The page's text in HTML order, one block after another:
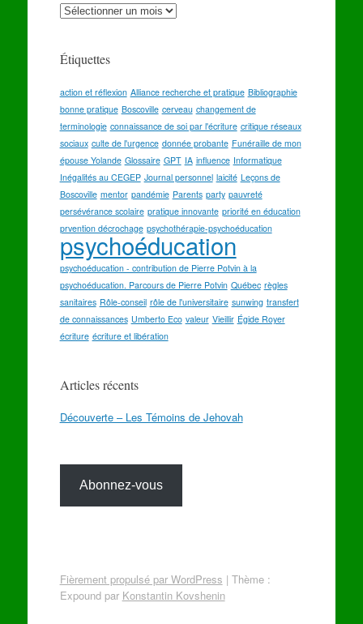
Archives
Étiquettes
action et réflexion Alliance recherche et pratique Bibliographie
bonne pratique Boscoville cerveau changement de
terminologie connaissance de soi par l'écriture critique réseaux
sociaux culte de l'urgence donnée probante Funéraille de mon
épouse Yolande Glossaire GPT IA influence Informatique
Inégalités au CEGEP Journal personnel laicité Leçons de
Boscoville mentor pandémie Parents party pauvreté
persévérance scolaire pratique innovante priorité en éducation
prvention décrochage psychothérapie-psychoéducation
psychoéducation
psychoéducation - contribution de Pierre Potvin à la
psychoéducation. Parcours de Pierre Potvin Québec règles
sanitaires Rôle-conseil rôle de l'universitaire sunwing transfert
de connaissances Umberto Eco valeur Vieillir Égide Royer
écriture écriture et libération
Articles récents
Découverte – Les Témoins de Jehovah
Abonnez-vous
Fièrement propulsé par WordPress | Thème :
Expound par Konstantin Kovshenin